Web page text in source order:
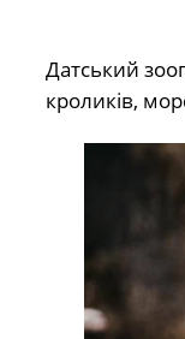
Датський
кроликів,